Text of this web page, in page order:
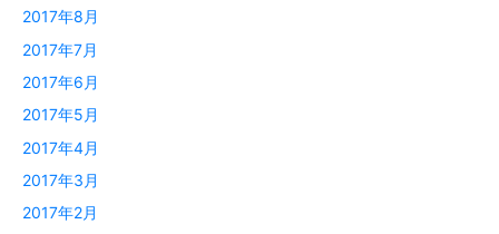
2017年8月
2017年7月
2017年6月
2017年5月
2017年4月
2017年3月
2017年2月